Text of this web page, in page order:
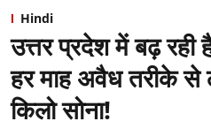
Hindi
उत्तर प्रदेश में बढ़ रही
हर माह अवैध तरीके से
किलो सोना!